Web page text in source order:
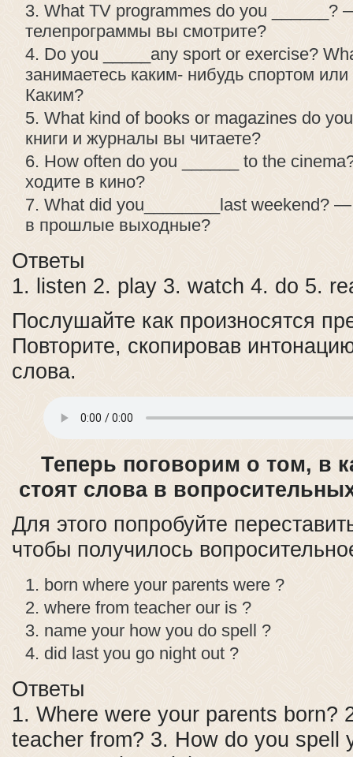
What TV programmes do you ______?
телепрограммы вы смотрите?
Do you _____any sport or exercise?
занимаетесь каким- нибудь спортом
Каким?
What kind of books or magazines do
книги и журналы вы читаете?
How often do you ______ to the
ходите в кино?
What did you________last weekend?
в прошлые выходные?
Ответы
1. listen 2. play 3. watch 4. do 5.
Послушайте как произносятся
Повторите, скопировав
слова.
Теперь поговорим о том, в
стоят слова в
Для этого попробуйте
чтобы получилось
born where your parents were ?
where from teacher our is ?
name your how you do spell ?
did last you go night out ?
Ответы
1. Where were your parents born?
teacher from? 3. How do you spell